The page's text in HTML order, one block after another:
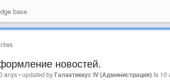
base
новостей.
anys•updated byГалактиккус IV (Администрация)fa 10